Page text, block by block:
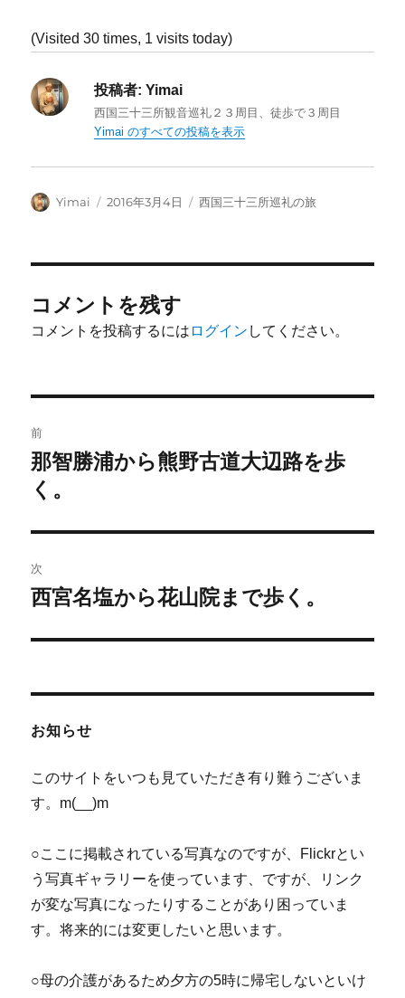
(Visited 30 times, 1 visits today)
投稿者: Yimai
西国三十三所観音巡礼２３周目、徒歩で３周目
Yimai のすべての投稿を表示
投
Yimai
投
2016年3月4日
カ
西国三十三所巡礼の旅
コメントを残す
コメントを投稿するには ログイン してください。
稿
ナ
ビ
ゲ
ー
シ
ン
前
前
の
稿:
那智勝浦から熊野古道大辺路を歩
く。
次
次
投
西宮名塩から花山院まで歩く。
お知らせ
このサイトをいつも見ていただき有り難うございま
す。m(__)m
○ここに掲載されている写真なのですが、Flickrとい
う写真ギャラリーを使っています、ですが、リンク
が変な写真になったりすることがあり困っていま
す。将来的には変更したいと思います。
○母の介護があるため夕方の5時に帰宅しないといけ